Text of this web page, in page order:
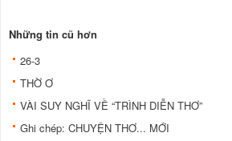
Những tin cũ hơn
26-3
THỜ Ơ
VÀI SUY NGHĨ VỀ “TRÌNH DIỄN THƠ”
Ghi chép: CHUYỆN THƠ... MỚI